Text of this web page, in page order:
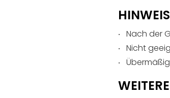
Nach der
Nicht